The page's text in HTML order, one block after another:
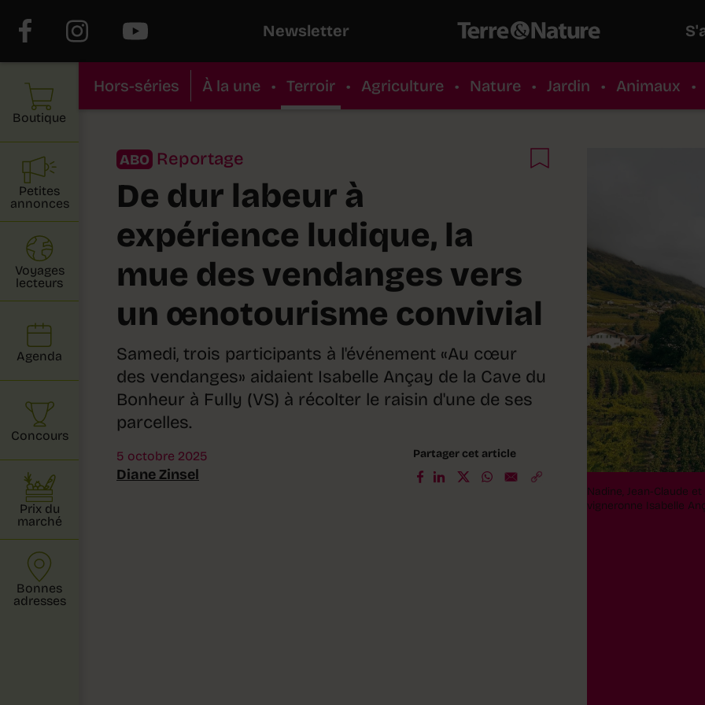
Newsletter
Hors-séries À la une • Terroir • Agriculture • Nature • Jardin • Animaux •
ABO Reportage
De dur labeur à
expérience ludique, la
mue des vendanges vers
un œnotourisme convivial
Samedi, trois participants à l'événement «Au cœur
des vendanges» aidaient Isabelle Ançay de la Cave du
Bonheur à Fully (VS) à récolter le raisin d'une de ses
parcelles.
5 octobre 2025
Diane Zinsel
Partager cet article
Nadine, Jean-Claude
vigneronne Isabelle
Boutique
Petites
annonces
Voyages
lecteurs
Agenda
Concours
Prix du
marché
Bonnes
adresses